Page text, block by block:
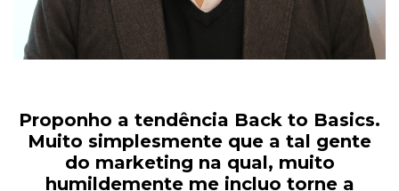
Proponho a tendência Back to Basics.
Muito simplesmente que a tal gente
do marketing na qual, muito
humildemente me incluo torne a